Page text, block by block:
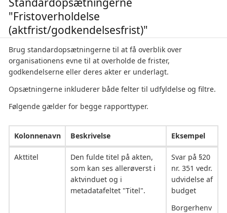
"Fristoverholdelse
(aktfrist/godkendelsesfrist)"
Brug standardopsætningerne til at få overblik over
organisationens evne til at overholde de frister,
godkendelserne eller deres akter er underlagt.
Opsætningerne inkluderer både felter til udfyldelse og filtre.
Følgende gælder for begge rapporttyper.
Kolonnenavn Beskrivelse Eksempel
Akttitel
Den fulde titel på akten,
som kan ses allerøverst i
aktvinduet og i
metadatafeltet "Titel".
Svar på §20
nr. 351 vedr.
udvidelse af
budget
Borgerhenv